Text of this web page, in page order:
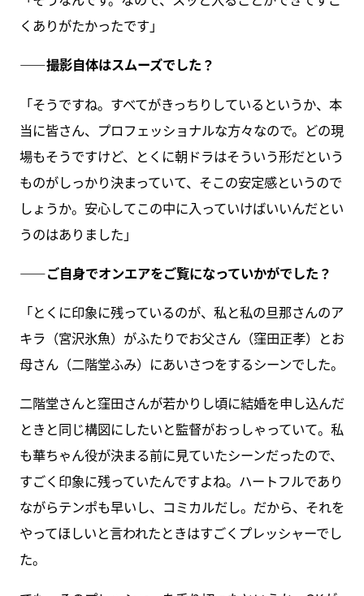
くありがたかったです」
――撮影自体はスムーズでした？
「そうですね。すべてがきっちりしているというか、本
当に皆さん、プロフェッショナルな方々なので。どの現
場もそうですけど、とくに朝ドラはそういう形だという
ものがしっかり決まっていて、そこの安定感というので
しょうか。安心してこの中に入っていけばいいんだとい
うのはありました」
――ご自身でオンエアをご覧になっていかがでした？
「とくに印象に残っているのが、私と私の旦那さんのア
キラ（宮沢氷魚）がふたりでお父さん（窪田正孝）とお
母さん（二階堂ふみ）にあいさつをするシーンでした。
二階堂さんと窪田さんが若かりし頃に結婚を申し込んだ
ときと同じ構図にしたいと監督がおっしゃっていて。私
も華ちゃん役が決まる前に見ていたシーンだったので、
すごく印象に残っていたんですよね。ハートフルであり
ながらテンポも早いし、コミカルだし。だから、それを
やってほしいと言われたときはすごくプレッシャーでし
た。